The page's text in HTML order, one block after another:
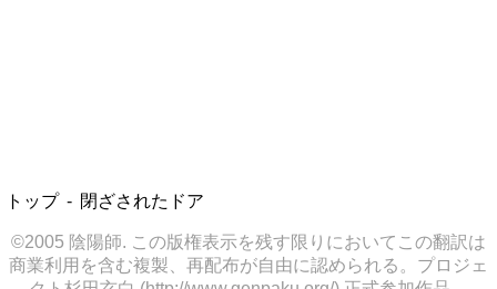
トップ 閉ざされたドア
©2005 陰陽師. この版権表示を残す限りにおいてこの翻訳は
商業利用を含む複製、再配布が自由に認められる。プロジェ